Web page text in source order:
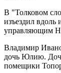
В "Толковом
изъездил
управляющим
Владимир
дочь Юлию.
помещики